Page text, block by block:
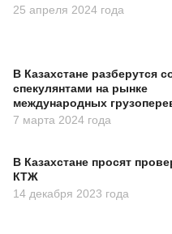
25 апреля 2024 года
В Казахстане разберутся
спекулянтами на рынке
международных
7 марта 2024 года
В Казахстане просят
КТЖ
14 декабря 2023 года